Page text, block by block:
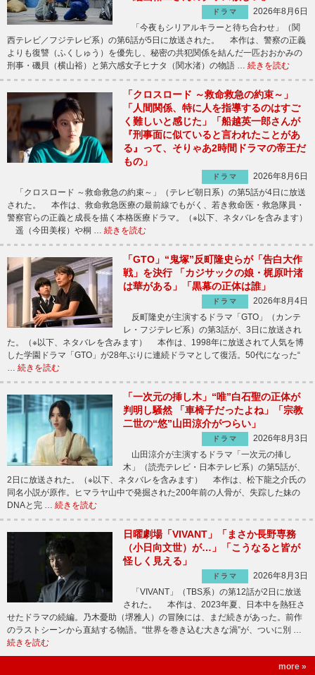
ドラマ
2026年8月6日
「今夜もシリアルキラーと待ち合わせ」（関
西テレビ／フジテレビ系）の第6話が5日に放送された。 本作は、警察の正義
よりも復讐（ふくしゅう）を優先し、秘密の共犯関係を結んだ一匹おおかみの
刑事・磯貝（横山裕）と第六感女子ヒナタ（関水渚）の物語 … 続きを読む
「クロスロード ～救命救急の約束～」
「人間関係、特に人を指導するのはすご
く難しいと感じた」「船越英一郎さんが
『刑事面に似ていると言われたことがあ
る』って、そりゃあ2時間ドラマの帝王だ
もの」
ドラマ
2026年8月6日
「クロスロード ～救命救急の約束～」（テレビ朝日系）の第5話が4日に放送
された。 本作は、救命救急医療の最前線でもがく、若き救命医・救急隊員・
警察官らの正義と成長を描く本格医療ドラマ。（※以下、ネタバレを含みます）
遥（今田美桜）や桐 … 続きを読む
「GTO」“鬼塚”反町隆史らが「告白大作
戦」を決行 「カジサックの娘・梶原叶渚
は華がある」「黒幕の正体は誰」
ドラマ
2026年8月4日
反町隆史が主演するドラマ「GTO」（カンテ
レ・フジテレビ系）の第3話が、3日に放送され
た。（※以下、ネタバレを含みます） 本作は、1998年に放送されて人気を博
した学園ドラマ「GTO」が28年ぶりに連続ドラマとして復活。50代になった“
続きを読む
「一次元の挿し木」“唯”白石聖の正体が
判明し騒然 「車椅子だったよね」「宗教
二世の“悠”山田涼介がつらい」
ドラマ
2026年8月3日
山田涼介が主演するドラマ「一次元の挿し
木」（読売テレビ・日本テレビ系）の第5話が、
2日に放送された。（※以下、ネタバレを含みます） 本作は、松下龍之介氏の
同名小説が原作。ヒマラヤ山中で発掘された200年前の人骨が、失踪した妹の
DNAと完 … 続きを読む
日曜劇場「VIVANT」「まさか長野専務
（小日向文世）が…」「こうなると皆が
怪しく見える」
ドラマ
2026年8月3日
「VIVANT」（TBS系）の第12話が2日に放送
された。 本作は、2023年夏、日本中を熱狂さ
せたドラマの続編。乃木憂助（堺雅人）の冒険には、まだ続きがあった。前作
のラストシーンから直結する物語。“世界を巻き込む大きな渦”が、ついに別 …
続きを読む
more »